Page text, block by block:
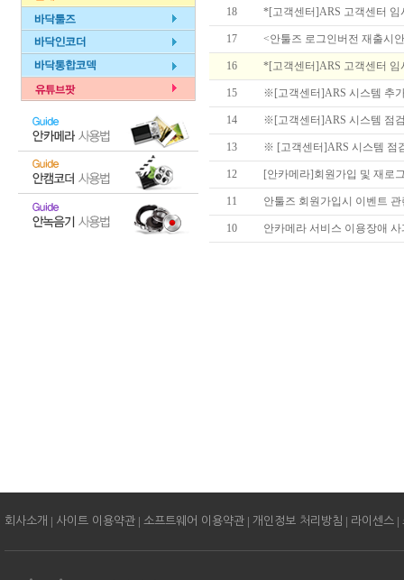
18 *[고객센터]ARS 고객센터 임
17 <안툴즈 로그인버전 재출시
16 *[고객센터]ARS 고객센터 임
15 ※[고객센터]ARS 시스템 추
14 ※[고객센터]ARS 시스템 점
13 ※ [고객센터]ARS 시스템 점
12 [안카메라]회원가입 및 재로
11 안툴즈 회원가입시 이벤트
10 안카메라 서비스 이용장애
회사소개 | 사이트 이용약관 | 소프트웨어 이용약관 | 개인정보 처리방침 | 라이센스 |